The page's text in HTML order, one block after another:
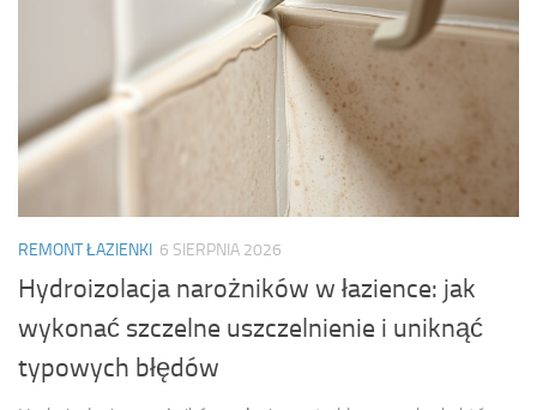
REMONT ŁAZIENKI 6 SIERPNIA 2026
Hydroizolacja narożników w łazience: jak
wykonać szczelne uszczelnienie i uniknąć
typowych błędów